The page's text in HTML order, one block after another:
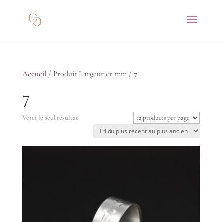
Accueil/ Produit Largeur en mm / 7
7
Voici le seul résultat